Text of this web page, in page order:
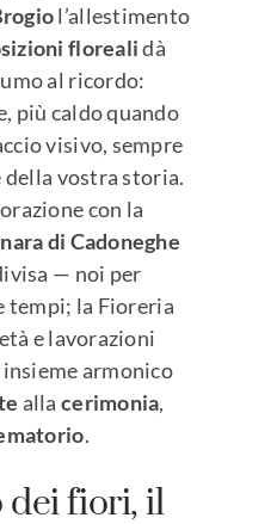
l’allestimento
florealidà
al ricordo:
più caldo quando
visivo, sempre
vostra storia.
con la
di Cadoneghe
— noi per
tempi; la Fioreria
e lavorazioni
armonico
allacerimonia,
.
dei fiori, il